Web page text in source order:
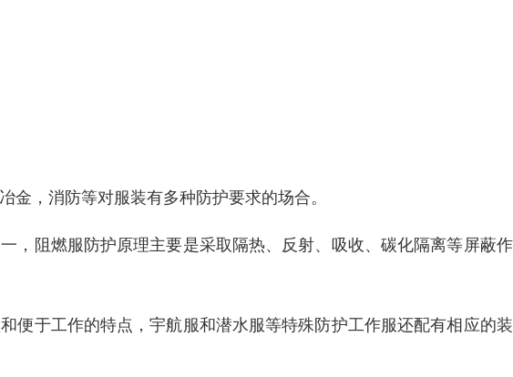
，消防等对服装有多种防护要求的场合。
，阻燃服防护原理主要是采取隔热、反射、吸收、碳化隔离等屏蔽
便于工作的特点，宇航服和潜水服等特殊防护工作服还配有相应的